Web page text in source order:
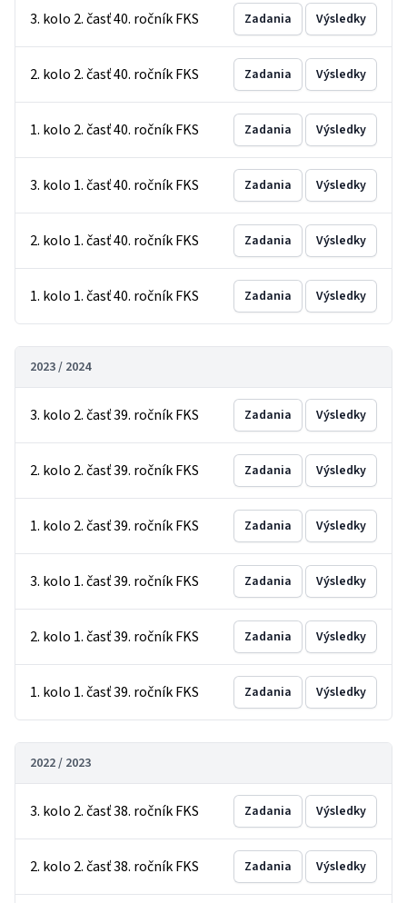
3. kolo 2. časť 40. ročník FKS Zadania Výsledky
2. kolo 2. časť 40. ročník FKS Zadania Výsledky
1. kolo 2. časť 40. ročník FKS Zadania Výsledky
3. kolo 1. časť 40. ročník FKS Zadania Výsledky
2. kolo 1. časť 40. ročník FKS Zadania Výsledky
1. kolo 1. časť 40. ročník FKS Zadania Výsledky
2023 / 2024
3. kolo 2. časť 39. ročník FKS Zadania Výsledky
2. kolo 2. časť 39. ročník FKS Zadania Výsledky
1. kolo 2. časť 39. ročník FKS Zadania Výsledky
3. kolo 1. časť 39. ročník FKS Zadania Výsledky
2. kolo 1. časť 39. ročník FKS Zadania Výsledky
1. kolo 1. časť 39. ročník FKS Zadania Výsledky
2022 / 2023
3. kolo 2. časť 38. ročník FKS Zadania Výsledky
2. kolo 2. časť 38. ročník FKS Zadania Výsledky